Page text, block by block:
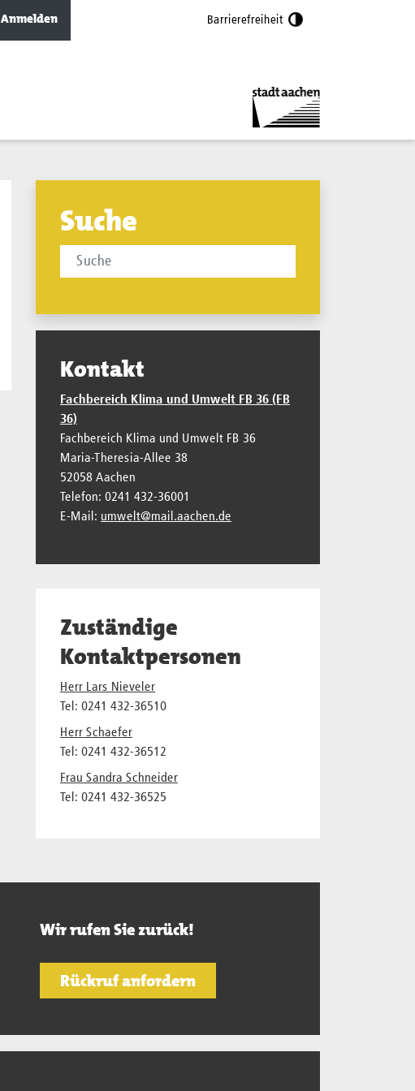
Anmelden Barrierefreiheit
Suche
Kontakt
Fachbereich Klima und Umwelt FB 36 (FB
36)
Fachbereich Klima und Umwelt FB 36
Maria-Theresia-Allee 38
52058 Aachen
Telefon: 0241 432-36001
E-Mail: umwelt@mail.aachen.de
Zuständige
Kontaktpersonen
Herr Lars Nieveler
Tel: 0241 432-36510
Herr Schaefer
Tel: 0241 432-36512
Frau Sandra Schneider
Tel: 0241 432-36525
Wir rufen Sie zurück!
Rückruf anfordern